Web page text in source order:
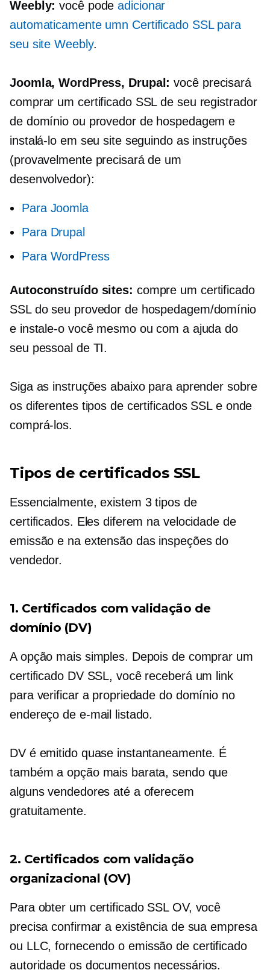
Weebly: você podeadicionar
automaticamente umn Certificado SSL para
seu site Weebly.
Joomla, WordPress, Drupal: você precisará
comprar um certificado SSL de seu registrador
de domínio ou provedor de hospedagem e
instalá-lo em seu site seguindo as instruções
(provavelmente precisará de um
desenvolvedor):
Para Joomla
Para Drupal
Para WordPress
Autoconstruídosites: compre um certificado
SSL do seu provedor de hospedagem/domínio
e instale-o você mesmo ou com a ajuda do
seu pessoal de TI.
Siga as instruções abaixo para aprender sobre
os diferentes tipos de certificados SSL e onde
comprá-los.
Tipos de certificados SSL
Essencialmente, existem 3 tipos de
certificados. Eles diferem na velocidade de
emissão e na extensão das inspeções do
vendedor.
1. Certificados com validação de
domínio (DV)
A opção mais simples. Depois de comprar um
certificado DV SSL, você receberá um link
para verificar a propriedade do domínio no
endereço de e-mail listado.
DV é emitido quase instantaneamente. É
também a opção mais barata, sendo que
alguns vendedores até a oferecem
gratuitamente.
2. Certificados com validação
organizacional (OV)
Para obter um certificado SSL OV, você
precisa confirmar a existência de sua empresa
ou LLC, fornecendo o emissão de certificado
autoridade os documentos necessários.